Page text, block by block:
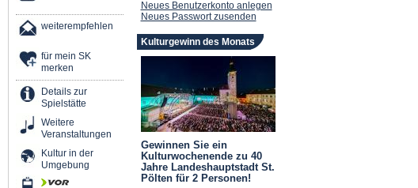
weiterempfehlen
für mein SK
merken
Details zur
Spielstätte
Weitere
Veranstaltungen
Kultur in der
Umgebung
Neues Benutzerkonto anlegen
Neues Passwort zusenden
Kulturgewinn des Monats
Gewinnen Sie ein
Kulturwochenende zu 40
Jahre Landeshauptstadt St.
Pölten für 2 Personen!